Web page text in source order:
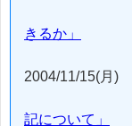
きるか」
2004/11/15(月)
記について」